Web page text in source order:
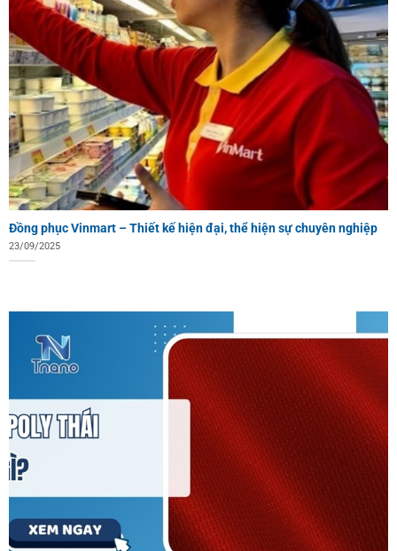
Đồng phục Vinmart – Thiết kế hiện đại, thể hiện sự chuyên nghiệp
23/09/2025